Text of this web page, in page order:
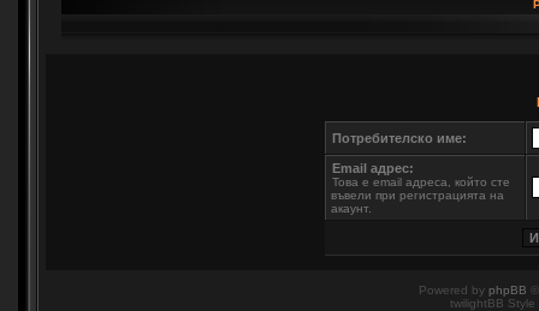
Потребителско име:
Email адрес:
Това е email адреса, който сте
въвели при регистрацията на
акаунт.
Powered by phpBB
twilightBB